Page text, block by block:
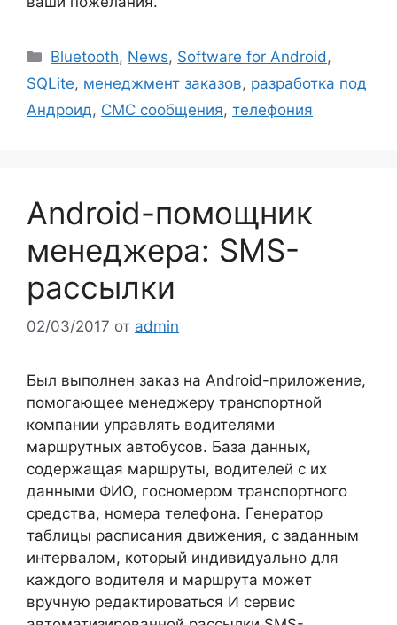
Рубрики
Bluetooth, News, Software for Android ,
SQLite, менеджмент заказов, разработка под
Андроид, СМС сообщения, телефония
Android-помощник
менеджера: SMS-
рассылки
02/03/2017 от admin
Был выполнен заказ на Android-приложение,
помогающее менеджеру транспортной
компании управлять водителями
маршрутных автобусов. База данных,
содержащая маршруты, водителей с их
данными ФИО, госномером транспортного
средства, номера телефона. Генератор
таблицы расписания движения, с заданным
интервалом, который индивидуально для
каждого водителя и маршрута может
вручную редактироваться И сервис